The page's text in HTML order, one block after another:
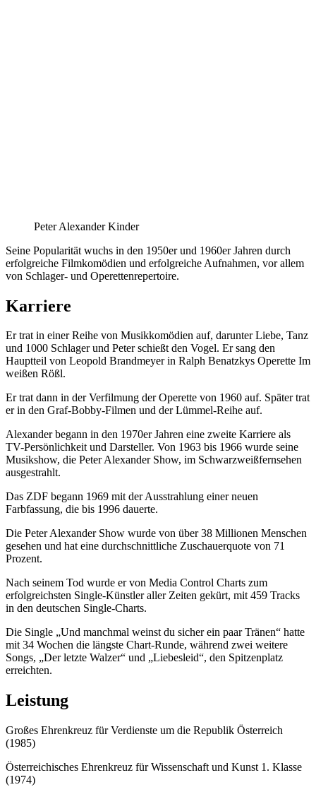
Peter Alexander Kinder
Seine Popularität wuchs in den 1950er und 1960er Jahren durch
erfolgreiche Filmkomödien und erfolgreiche Aufnahmen, vor allem
von Schlager- und Operettenrepertoire.
Karriere
Er trat in einer Reihe von Musikkomödien auf, darunter Liebe, Tanz
und 1000 Schlager und Peter schießt den Vogel. Er sang den
Hauptteil von Leopold Brandmeyer in Ralph Benatzkys Operette Im
weißen Rößl.
Er trat dann in der Verfilmung der Operette von 1960 auf. Später trat
er in den Graf-Bobby-Filmen und der Lümmel-Reihe auf.
Alexander begann in den 1970er Jahren eine zweite Karriere als
TV-Persönlichkeit und Darsteller. Von 1963 bis 1966 wurde seine
Musikshow, die Peter Alexander Show, im Schwarzweißfernsehen
ausgestrahlt.
Das ZDF begann 1969 mit der Ausstrahlung einer neuen
Farbfassung, die bis 1996 dauerte.
Die Peter Alexander Show wurde von über 38 Millionen Menschen
gesehen und hat eine durchschnittliche Zuschauerquote von 71
Prozent.
Nach seinem Tod wurde er von Media Control Charts zum
erfolgreichsten Single-Künstler aller Zeiten gekürt, mit 459 Tracks
in den deutschen Single-Charts.
Die Single „Und manchmal weinst du sicher ein paar Tränen“ hatte
mit 34 Wochen die längste Chart-Runde, während zwei weitere
Songs, „Der letzte Walzer“ und „Liebesleid“, den Spitzenplatz
erreichten.
Leistung
Großes Ehrenkreuz für Verdienste um die Republik Österreich
(1985)
Österreichisches Ehrenkreuz für Wissenschaft und Kunst 1. Klasse
(1974)